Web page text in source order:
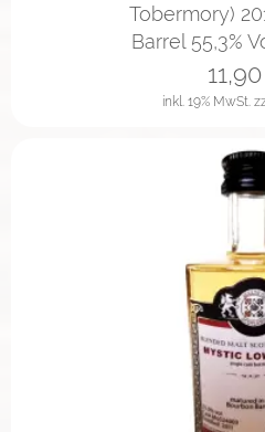
Tobermory)
Barrel 55,3%
inkl. 19% MwSt.
11,90